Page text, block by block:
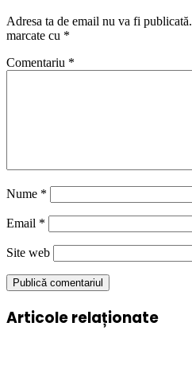
Adresa ta de email nu va fi publicată.
marcate cu *
Comentariu *
Nume *
Email *
Site web
Articole relaționate